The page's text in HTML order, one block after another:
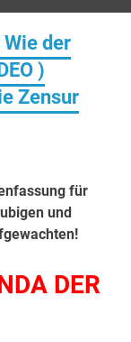
Wie der
)
Zensur
für
und
DER